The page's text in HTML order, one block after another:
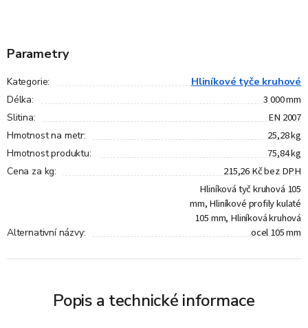
Parametry
Kategorie: Hliníkové tyče kruhové
Délka: 3 000 mm
Slitina: EN 2007
Hmotnost na metr: 25,28 kg
Hmotnost produktu: 75,84 kg
Cena za kg: 215,26 Kč bez DPH
Alternativní názvy:
Hliníková tyč kruhová 105
mm, Hliníkové profily kulaté
105 mm, Hliníková kruhová
ocel 105 mm
Popis a technické informace